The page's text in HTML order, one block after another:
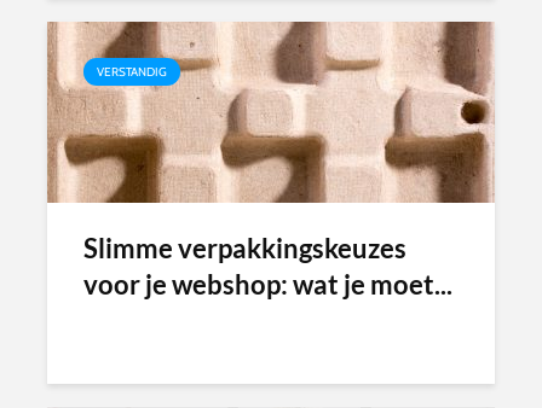
VERSTANDIG
Slimme verpakkingskeuzes
voor je webshop: wat je moet...